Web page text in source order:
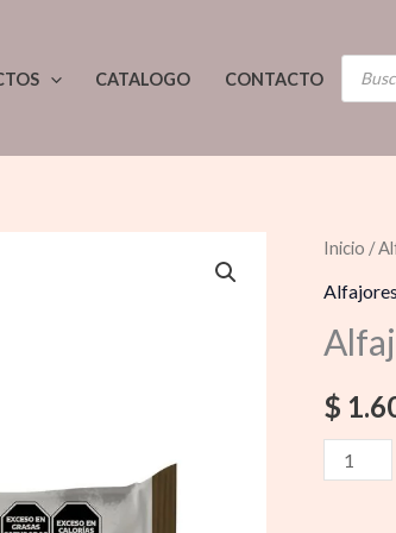
CATALOGO CONTACTO
DE
Inicio /
Alfajores
$
Alfajor
Permitido
cantidad